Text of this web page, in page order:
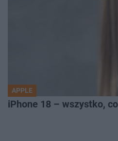
APPLE
iPhone 18 – wszystko,